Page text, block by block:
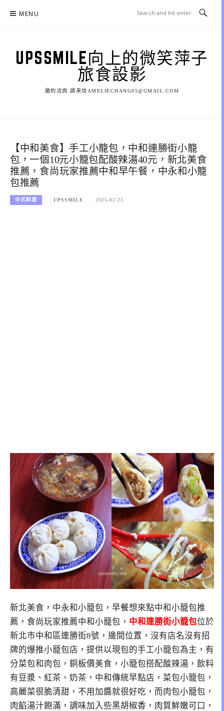
MENU
UPSSMILE向上的微笑萍子
旅食設影
邀約洽詢 請來信AMELIECHANG05@GMAIL.COM
【中和美食】手工小籠包，中和連勝街小籠
包，一個10元小籠包配酸辣湯40元，新北美食
推薦，食尚玩家推薦中和早午餐，中永和小籠
包推薦
中式料理 UPSSMILE 2025-02-25
新北美食，中永和小籠包，早餐想來點中和小籠包推
薦，食尚玩家推薦中和小籠包， 中和連勝街小籠包位於
新北市中和區連勝街8號，邊間位置，沒有店名沒有招
牌的爆推小籠包店，提供以現包的手工小籠包為主，有
分菜包和肉包，銅板價美食，小籠包搭配酸辣湯，飲料
有豆漿、紅茶、奶茶，中和傳統早點店，菜包小籠包，
高麗菜很脆清甜，不用加醬就很好吃，而肉包小籠包，
肉餡湯汁飽滿，調味加入些黑胡椒香，肉質鮮嫩可口，